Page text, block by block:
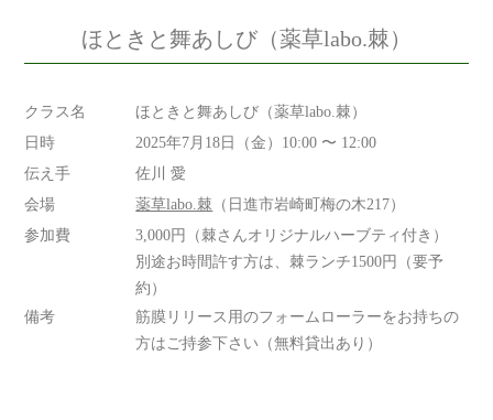
ほときと舞あしび（薬草labo.棘）
クラス名
ほときと舞あしび（薬草labo.棘）
日時
2025年7月18日（金）10:00 〜 12:00
伝え手
佐川 愛
会場
薬草labo.棘 （日進市岩崎町梅の木217）
参加費
3,000円（棘さんオリジナルハーブティ付き）
別途お時間許す方は、棘ランチ1500円（要予
約）
備考
筋膜リリース用のフォームローラーをお持ちの
方はご持参下さい（無料貸出あり）